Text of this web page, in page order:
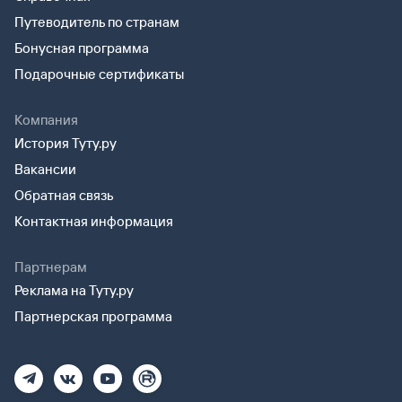
Путеводитель по странам
Бонусная программа
Подарочные сертификаты
Компания
История Туту.ру
Вакансии
Обратная связь
Контактная информация
Партнерам
Реклама на Туту.ру
Партнерская программа